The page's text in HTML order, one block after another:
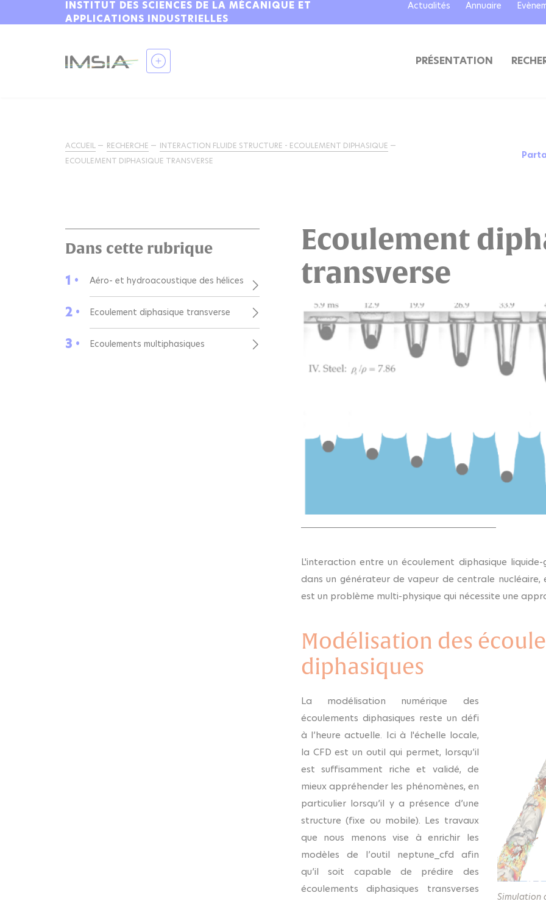
INSTITUT DES SCIENCES DE LA MÉCANIQUE ET
APPLICATIONS INDUSTRIELLES
Actualités Annuaire
PRÉSENTATION
ACCUEIL RECHERCHE
INTERACTION FLUIDE STRUCTURE - ECOULEMENT DIPHASIQUE
ECOULEMENT DIPHASIQUE TRANSVERSE
Dans cette rubrique
1 •
Aéro- et hydroacoustique des hélices
2 • Ecoulement diphasique transverse
3 • Ecoulements multiphasiques
Ecoulement
transverse
L'interaction entre un écoulement diphasique
dans un générateur de vapeur de centrale
est un problème multi-physique qui nécessite une
Modélisation des
diphasiques
La modélisation numérique des
écoulements diphasiques reste un défi
à l’heure actuelle. Ici à l'échelle locale,
la CFD est un outil qui permet, lorsqu’il
est suffisamment riche et validé, de
mieux appréhender les phénomènes, en
particulier lorsqu’il y a présence d’une
structure (fixe ou mobile). Les travaux
que nous menons vise à enrichir les
modèles de l’outil neptune_cfd afin
qu’il soit capable de prédire des
écoulements diphasiques transverses
Simulation